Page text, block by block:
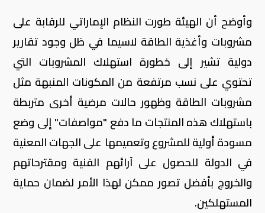
وأوضح أن الهيئة طورت النظام الإماراتي للرقابة على
مشروبات وأغذية الطاقة لاسيما في ظل وجود تقارير
دولية تشير إلى خطورة استهلاك المشروبات التي
تحتوي على نسب مرتفعة من المكونات المنبهة مثل
مشروبات الطاقة وظهور حالات مرضية أخرى متربطة
باستهلاك هذه المنتجات ما دفع "مواصفات" إلى وضع
مسودة أولية للمشروع وتعميمها على الجهات المعنية
في الدولة للحصول على آرائهم الفنية ومقترحاتهم
والخروج بأفضل تصور ممكن لهذا الأمر لضمان حماية
المستهلكين.